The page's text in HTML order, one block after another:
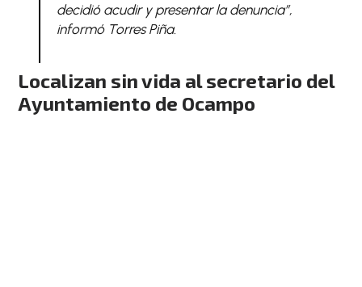
decidió acudir y presentar la denuncia”,
informó Torres Piña.
Localizan sin vida al secretario del
Ayuntamiento de Ocampo